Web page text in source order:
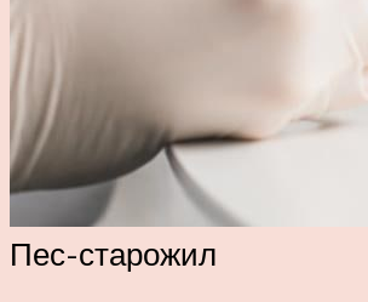
Пес-старожил